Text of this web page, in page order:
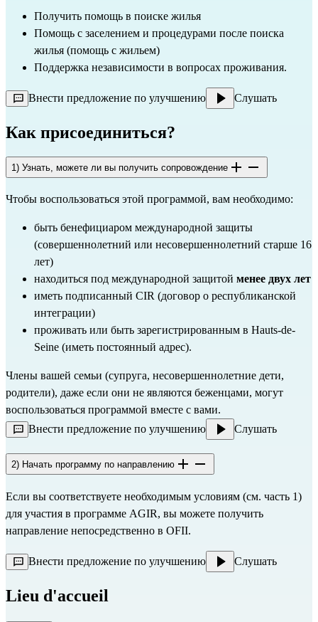
Получить помощь в поиске жилья
Помощь с заселением и процедурами после поиска
жилья (помощь с жильем)
Поддержка независимости в вопросах проживания.
Внести предложение по улучшению Слушать
Как присоединиться?
1) Узнать, можете ли вы получить сопровождение
Чтобы воспользоваться этой программой, вам необходимо:
быть бенефициаром международной защиты
(совершеннолетний или несовершеннолетний старше 16
лет)
находиться под международной защитой менее двух лет
иметь подписанный CIR (договор о республиканской
интеграции)
проживать или быть зарегистрированным в Hauts-de-
Seine (иметь постоянный адрес).
Члены вашей семьи (супруга, несовершеннолетние дети,
родители), даже если они не являются беженцами, могут
воспользоваться программой вместе с вами.
Внести предложение по улучшению
Слушать
2) Начать программу по направлению
Если вы соответствуете необходимым условиям (см. часть 1)
для участия в программе AGIR, вы можете получить
направление непосредственно в OFII.
Внести предложение по улучшению Слушать
Lieu d'accueil